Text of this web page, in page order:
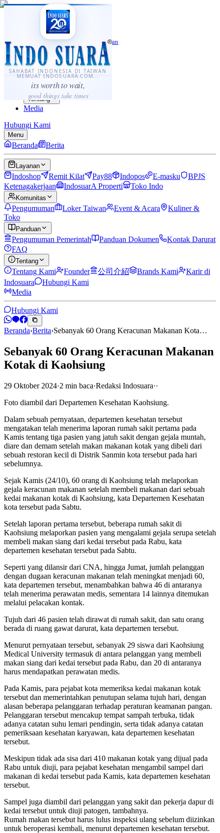
SAHABAT INDONESIA DI TAIWAN
MEMUAT INDOSUARA.COM...
its worth to wait,
good things take times
·...
⌘K
Sahabat Indonesia di Taiwan
Berita
Layanan
Komunitas
Panduan
Tentang
Media
Hubungi Kami
Menu
Beranda Berita
Layanan
Indoshop Remit Kilat Pay88 Indopos E-masku
BPJS
Ketenagakerjaan
IndosuarA Properti Toko Indo
Komunitas
Pengumuman Loker Taiwan Event & Acara
Kuliner &
Toko
Panduan
Pengumuman Pemerintah Panduan Dokumen
Kontak Darurat
FAQ
Tentang
Tentang Kami Founder 公司介紹 Brands Kami
Karir di
Indosuara
Hubungi Kami
Media
Hubungi Kami
Beranda›Berita›Sebanyak 60 Orang Keracunan Makanan Kota…
Sebanyak 60 Orang Keracunan Makanan
Kotak di Kaohsiung
29 Oktober 2024·2 min baca·Redaksi Indosuara··
Foto diambil dari Departemen Kesehatan Kaohsiung.
Dalam sebuah pernyataan, departemen kesehatan tersebut
mengatakan telah menerima laporan rumah sakit pertama pada
Kamis tentang tiga pasien yang jatuh sakit dengan gejala muntah,
diare dan demam setelah makan makanan kotak yang dibeli dari
sebuah restoran kecil di Distrik Sanmin kota tersebut pada hari
sebelumnya.
Sejak Kamis (24/10), 60 orang di Kaohsiung telah melaporkan
gejala keracunan makanan setelah membeli makanan dari sebuah
kedai makanan kotak di Kaohsiung, kata Departemen Kesehatan
kota tersebut pada Sabtu.
Setelah laporan pertama tersebut, beberapa rumah sakit di
Kaohsiung melaporkan pasien yang mengalami gejala serupa setelah
membeli makan siang dari kedai tersebut pada Rabu, kata
departemen kesehatan tersebut pada Sabtu.
Seperti yang dilansir dari CNA, hingga Jumat, jumlah pelanggan
dengan dugaan keracunan makanan telah meningkat menjadi 60,
kata departemen tersebut, menambahkan bahwa 46 di antaranya
telah menerima perawatan medis, sementara 14 lainnya ditemukan
melalui pelacakan kontak.
Tujuh dari 46 pasien telah dirawat di rumah sakit, dan satu orang
berada di ruang gawat darurat, kata departemen tersebut.
Menurut pernyataan tersebut, sebanyak 29 siswa dari Kaohsiung
Medical University termasuk di antara pelanggan yang membeli
makan siang dari kedai tersebut pada Rabu, dan 20 di antaranya
harus mendapatkan perawatan medis.
Pada Kamis, para pejabat kota memeriksa kedai makanan kotak
tersebut dan memerintahkan penutupan selama tujuh hari, dengan
alasan beberapa pelanggaran terhadap peraturan keamanan pangan.
Pelanggaran tersebut mencakup tempat sampah terbuka, tidak
adanya catatan suhu lemari pendingin, serta tidak adanya catatan
pemeriksaan kesehatan karyawan, kata departemen kesehatan
tersebut.
Meskipun tidak ada sisa dari 410 makanan kotak yang dijual pada
Rabu untuk diuji, para pejabat kesehatan mengambil sampel dari
makanan di kedai tersebut pada Kamis, kata departemen kesehatan
tersebut.
Sampel juga diambil dari pelanggan yang sakit dan pekerja dapur di
kedai tersebut untuk diuji patogen, tambahnya.
Rumah makan tersebut harus lulus inspeksi ulang sebelum diizinkan
untuk beroperasi kembali, menurut departemen kesehatan tersebut.